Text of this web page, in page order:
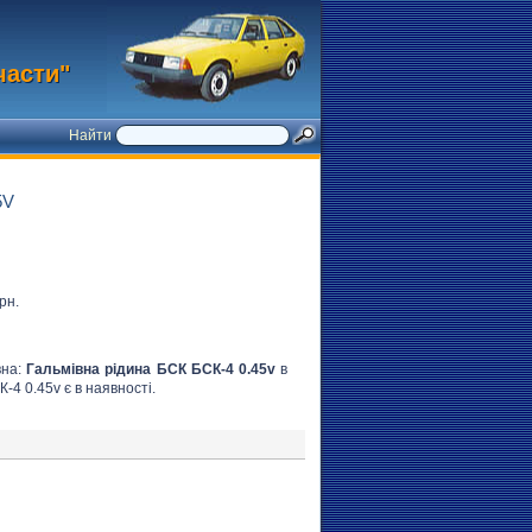
Найти
Гальмівна рідина БСК БСК-4 0.45vв
4 0.45v є в наявності.